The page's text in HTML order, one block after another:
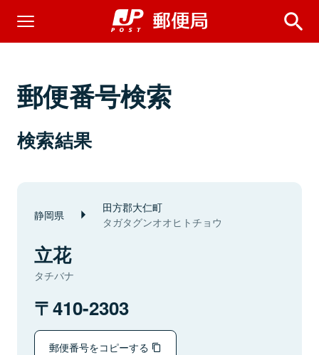
郵便番号検索
検索結果
静岡県 田方郡大仁町
タガタグンオオヒトチョウ
立花
タチバナ
410-2303
郵便番号をコピーする